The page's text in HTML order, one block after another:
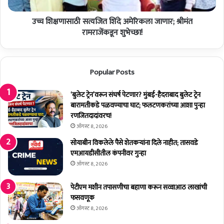
त्य
दे
रि
क
ला
जा
णा
र
;
श्री
मं
त
रा
म
रा
जें
उच्च शिक्षणासाठी सत्यजित शिंदे अमेरिकला जाणार; श्रीमंत
रामराजेंकडून शुभेच्छा!
Popular Posts
‘बुलेट ट्रेन’वरून संघर्ष पेटणार? मुंबई-हैदराबाद बुलेट ट्रेन
बारामतीकडे पळवण्याचा घाट; फलटणकरांच्या आशा पुन्हा
रणजितदादांवरच!
ऑगस्ट 8, 2026
सोयाबीन विकलेले पैसे शेतकर्‍यांना दिले नाहीत; तासवडे
एमआयडीसीतील कंपनीवर गुन्हा
ऑगस्ट 8, 2026
पेटीएम मशीन तपासणीचा बहाणा करून सव्वाआठ लाखांची
फसवणूक
ऑगस्ट 8, 2026